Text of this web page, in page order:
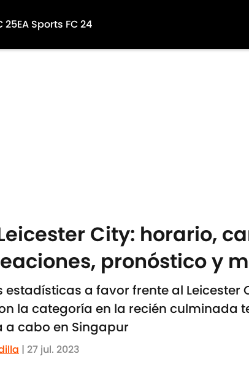
25EA Sports FC 24
City: horario,
pronóstico y
estadísticas a favor frente al Leicester
la categoría en la recién culminada
a cabo en Singapur
| 27 jul. 2023